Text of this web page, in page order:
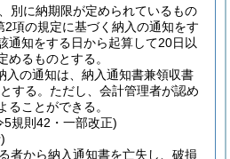
別に納期限が定められているもの
項の規定に基づく納入の通知をす
通知をする日から起算して20日以
めるものとする。
入の通知は、納入通知書兼領収書
する。 ただし、会計管理者が認め
ることができる。
規則42・一部改正)
者から納入通知書を亡失し、破損